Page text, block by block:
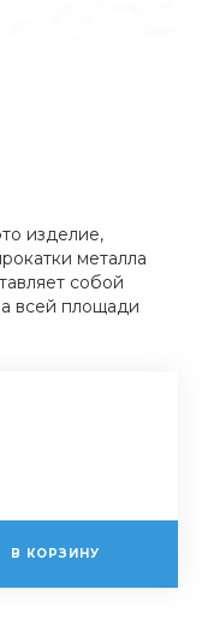
изделие,
металла
собой
всей площади
В КОРЗИНУ